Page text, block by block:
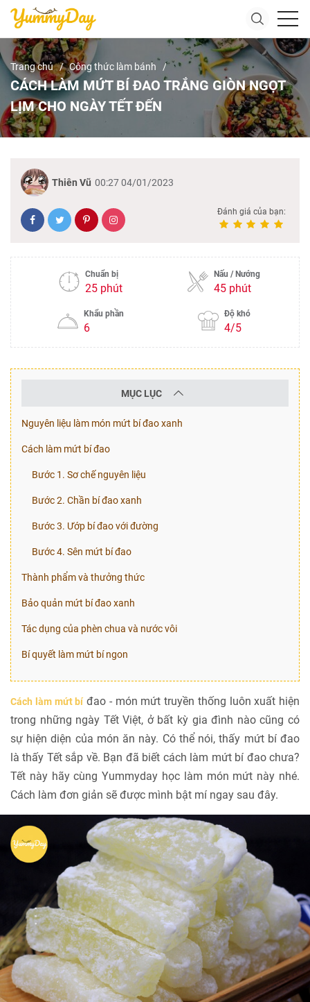
Trang chủ Công thức làm bánh
CÁCH LÀM MỨT BÍ ĐAO TRẮNG GIÒN NGỌT
LỊM CHO NGÀY TẾT ĐẾN
Thiên Vũ 00:27 04/01/2023
Đánh giá của bạn:
Chuẩn bị
25 phút
Nấu / Nướng
45 phút
Khẩu phần
6
Độ khó
4/5
MỤC LỤC
Nguyên liệu làm món mứt bí đao xanh
Cách làm mứt bí đao
Bước 1. Sơ chế nguyên liệu
Bước 2. Chần bí đao xanh
Bước 3. Ướp bí đao với đường
Bước 4. Sên mứt bí đao
Thành phẩm và thưởng thức
Bảo quản mứt bí đao xanh
Tác dụng của phèn chua và nước vôi
Bí quyết làm mứt bí ngon
Cách làm mứt bí đao - món mứt truyền thống luôn xuất hiện
trong những ngày Tết Việt, ở bất kỳ gia đình nào cũng có
sự hiện diện của món ăn này. Có thể nói, thấy mứt bí đao
là thấy Tết sắp về. Bạn đã biết cách làm mứt bí đao chưa?
Tết này hãy cùng Yummyday học làm món mứt này nhé.
Cách làm đơn giản sẽ được mình bật mí ngay sau đây.